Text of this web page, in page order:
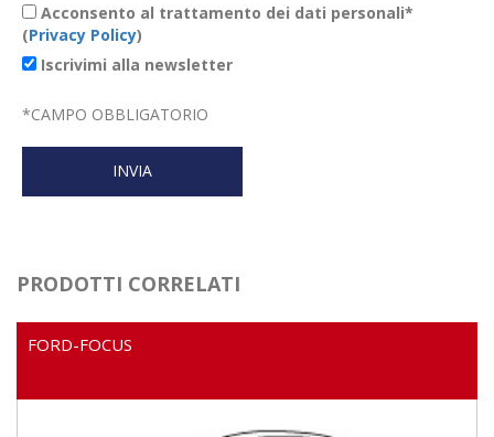
Acconsento al trattamento dei dati personali*
(Privacy Policy)
Iscrivimi alla newsletter
*CAMPO OBBLIGATORIO
PRODOTTI CORRELATI
FORD-FOCUS